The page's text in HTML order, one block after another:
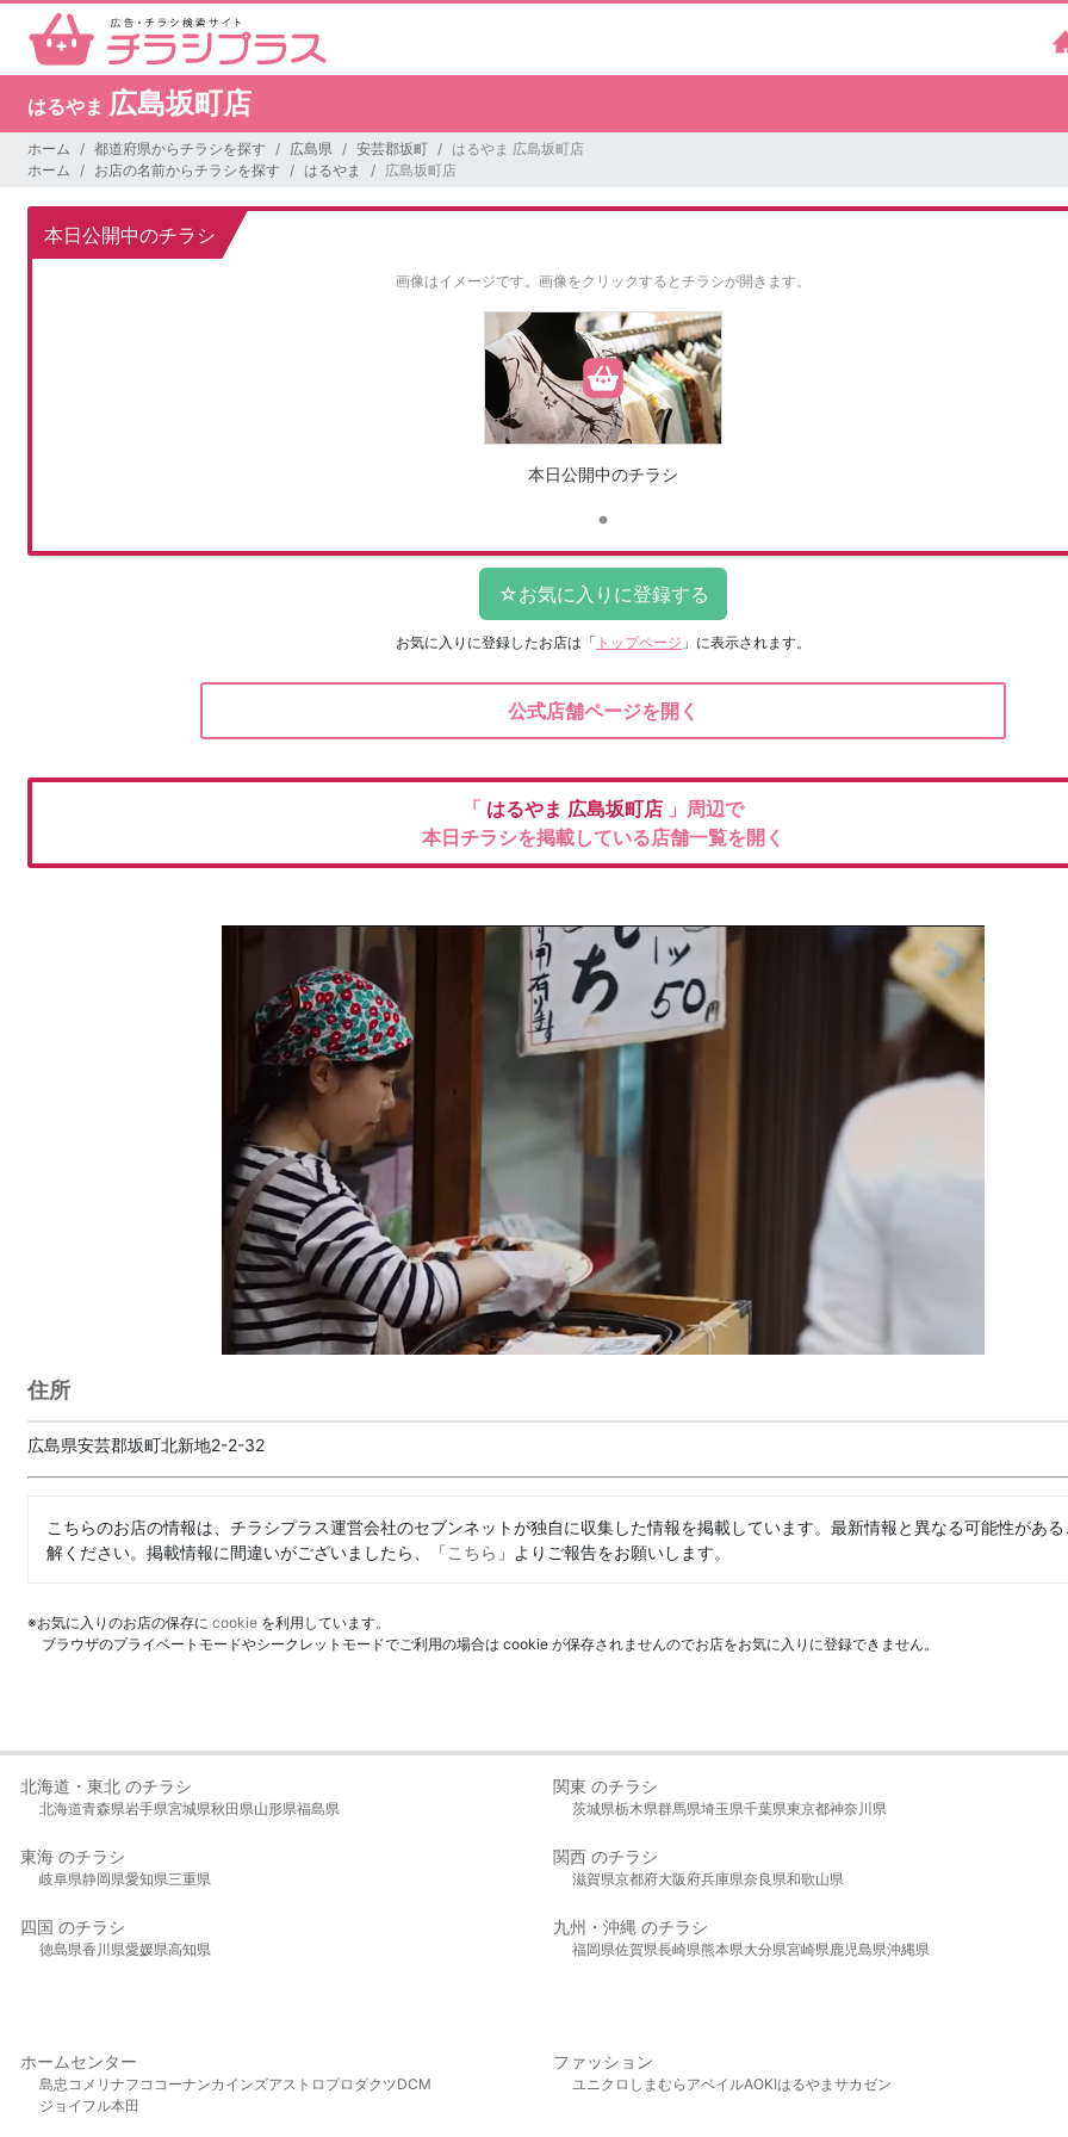
はるやま 広島坂町店
ホーム 都道府県からチラシを探す 広島県 安芸郡坂町
はるやま 広島坂町店
ホーム
お店の名前からチラシを探す はるやま 広島坂町店
本日公開中のチラシ
画像はイメージです。 画像をクリックするとチラシが開きます。
本日公開中のチラシ
お気に入りに登録したお店は 「 トップページ 」に表示されます。
公式店舗ページを開く
「 はるやま 広島坂町店 」周辺で
本日チラシを掲載している店舗一覧を開く
住所
広島県安芸郡坂町北新地2-2-32
こちらのお店の情報は、チラシプラス運営会社のセブンネットが独自に収集した情報を掲載しています。最新情報と異なる可能性があ
解ください。掲載情報に間違いがございましたら、「こちら 」よりご報告をお願いします。
※お気に入りのお店の保存に cookie を利用しています。
ブラウザのプライベートモードやシークレットモードでご利用の場合は cookie が保存されませんのでお店をお気に入りに登録できません。
北海道・東北 のチラシ
北海道青森県岩手県宮城県秋田県山形県福島県
関東 のチラシ
茨城県栃木県群馬県埼玉県千葉県東京都神奈川県
東海 のチラシ
岐阜県静岡県愛知県三重県
関西 のチラシ
滋賀県京都府大阪府兵庫県奈良県和歌山県
四国 のチラシ
徳島県香川県愛媛県高知県
九州・沖縄 のチラシ
福岡県佐賀県長崎県熊本県大分県宮崎県鹿児島県沖縄県
ホームセンター
島忠 コメリ ナフコ コーナンカインズアストロプロダクツDCM
ジョイフル本田
ファッション
ユニクロ しまむら アベイルAOKIはるやま サカゼン